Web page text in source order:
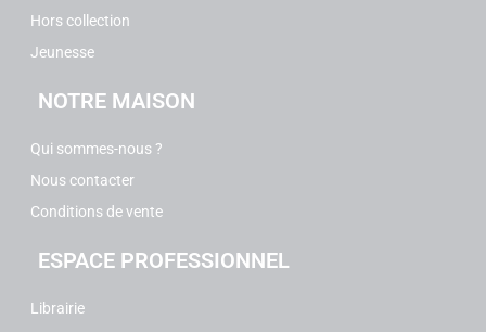
Hors collection
Jeunesse
NOTRE MAISON
Qui sommes-nous ?
Nous contacter
Conditions de vente
ESPACE PROFESSIONNEL
Librairie